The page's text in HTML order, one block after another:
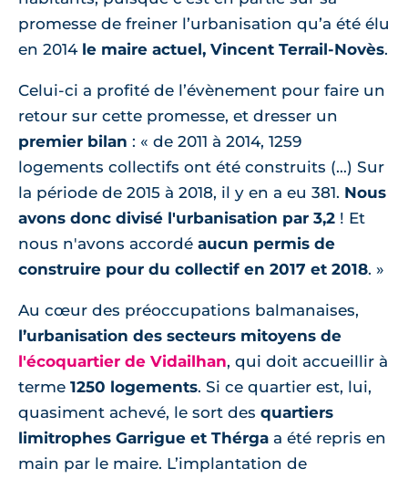
promesse de freiner l’urbanisation qu’a été élu
en 2014 le maire actuel, Vincent Terrail-Novès.
Celui-ci a profité de l’évènement pour faire un
retour sur cette promesse, et dresser un
premier bilan : « de 2011 à 2014, 1259
logements collectifs ont été construits (…) Sur
la période de 2015 à 2018, il y en a eu 381. Nous
avons donc divisé l'urbanisation par 3,2 ! Et
nous n'avons accordé aucun permis de
construire pour du collectif en 2017 et 2018. »
Au cœur des préoccupations balmanaises,
l’urbanisation des secteurs mitoyens de
l'écoquartier de Vidailhan, qui doit accueillir à
terme 1250 logements. Si ce quartier est, lui,
quasiment achevé, le sort des quartiers
limitrophes Garrigue et Thérga a été repris en
main par le maire. L’implantation de